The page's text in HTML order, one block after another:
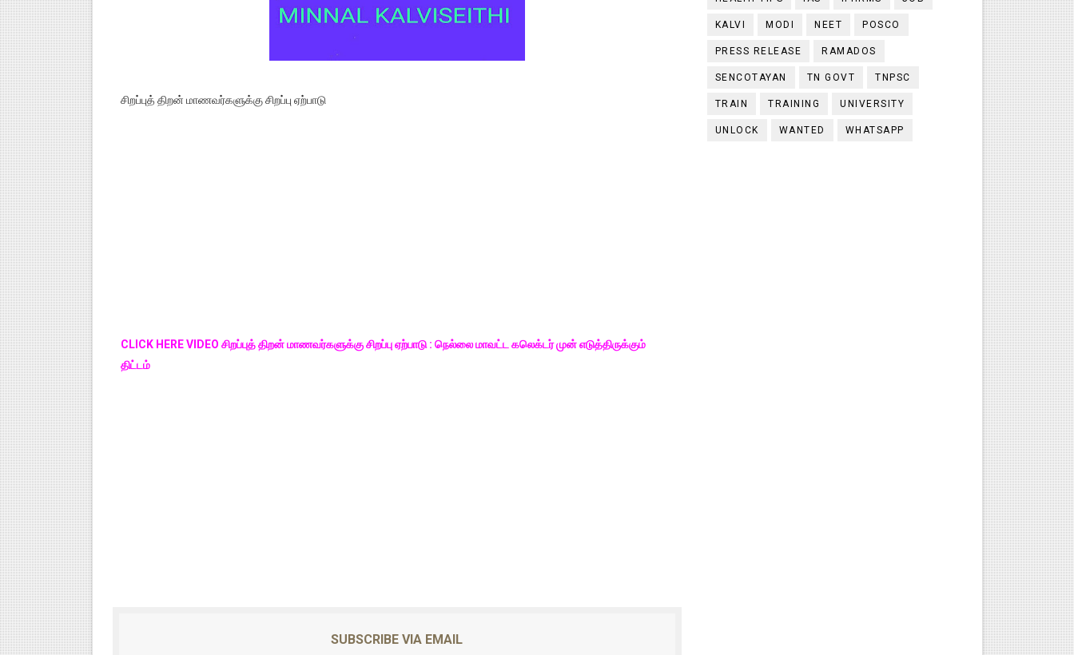
சிறப்புத் திறன் மாணவர்களுக்கு சிறப்பு ஏற்பாடு
CLICK HERE VIDEO சிறப்புத் திறன் மாணவர்களுக்கு சிறப்பு ஏற்பாடு : நெல்லை மாவட்ட கலெக்டர் முன் எடுத்திருக்கும்
திட்டம்
SUBSCRIBE VIA EMAIL
KALVI MODI NEET POSCO
PRESS RELEASE RAMADOS
SENCOTAYAN TN GOVT TNPSC
TRAIN TRAINING UNIVERSITY
UNLOCK WANTED WHATSAPP